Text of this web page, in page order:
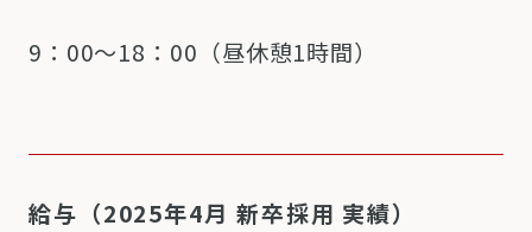
9：00～18：00（昼休憩1時間）
給与（2025年4月 新卒採用 実績）